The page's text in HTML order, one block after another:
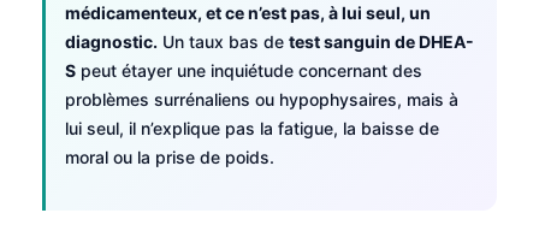
médicamenteux, et ce n’est pas, à lui seul, un
diagnostic. Un taux bas de test sanguin de DHEA-
S peut étayer une inquiétude concernant des
problèmes surrénaliens ou hypophysaires, mais à
lui seul, il n’explique pas la fatigue, la baisse de
moral ou la prise de poids.
Euskara
Gàidhlig
Occitan
العربية المغربية